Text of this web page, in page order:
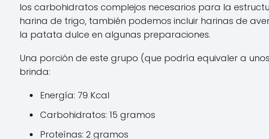
los carbohidratos complejos necesarios para la
harina de trigo, también podemos incluir harinas de
la patata dulce en algunas preparaciones.
Una porción de este grupo (que podría equivaler a
brinda:
Energía: 79 Kcal
Carbohidratos: 15 gramos
Proteínas: 2 gramos